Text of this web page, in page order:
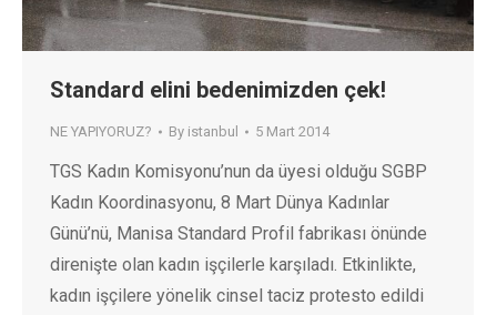
Standard elini bedenimizden çek!
NE YAPIYORUZ? By istanbul 5 Mart 2014
TGS Kadın Komisyonu’nun da üyesi olduğu SGBP
Kadın Koordinasyonu, 8 Mart Dünya Kadınlar
Günü’nü, Manisa Standard Profil fabrikası önünde
direnişte olan kadın işçilerle karşıladı. Etkinlikte,
kadın işçilere yönelik cinsel taciz protesto edildi